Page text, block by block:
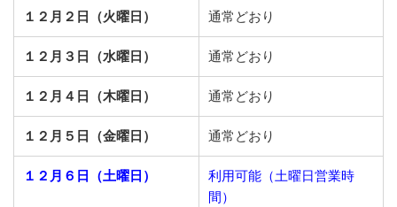
１２月２日（火曜日） 通常どおり
１２月３日（水曜日） 通常どおり
１２月４日（木曜日） 通常どおり
１２月５日（金曜日） 通常どおり
１２月６日（土曜日）
利用可能（土曜日営業時
間）